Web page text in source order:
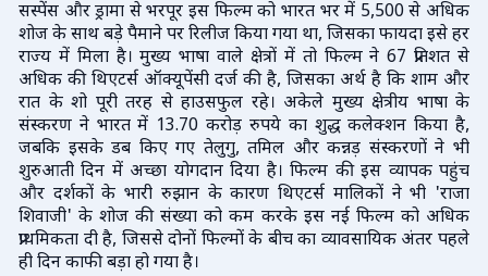
सस्पेंस और ड्रामा से भरपूर इस फिल्म को भारत भर में 5,500 से अधिक
शोज के साथ बड़े पैमाने पर रिलीज किया गया था, जिसका फायदा इसे हर
राज्य में मिला है। मुख्य भाषा वाले क्षेत्रों में तो फिल्म ने 67 प्रतिशत से
अधिक की थिएटर्स ऑक्यूपेंसी दर्ज की है, जिसका अर्थ है कि शाम और
रात के शो पूरी तरह से हाउसफुल रहे। अकेले मुख्य क्षेत्रीय भाषा के
संस्करण ने भारत में 13.70 करोड़ रुपये का शुद्ध कलेक्शन किया है,
जबकि इसके डब किए गए तेलुगु, तमिल और कन्नड़ संस्करणों ने भी
शुरुआती दिन में अच्छा योगदान दिया है। फिल्म की इस व्यापक पहुंच
और दर्शकों के भारी रुझान के कारण थिएटर्स मालिकों ने भी 'राजा
शिवाजी' के शोज की संख्या को कम करके इस नई फिल्म को अधिक
प्राथमिकता दी है, जिससे दोनों फिल्मों के बीच का व्यावसायिक अंतर पहले
ही दिन काफी बड़ा हो गया है।